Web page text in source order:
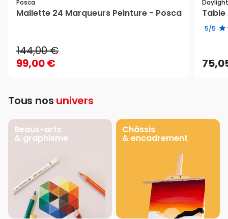
Posca
Mallette 24 Marqueurs Peinture - Posca
144,00 €
99,00 €
Daylight
Table
5/5
Tous nos univers
Beaux-arts
& graphisme
Châssis
& encadrement